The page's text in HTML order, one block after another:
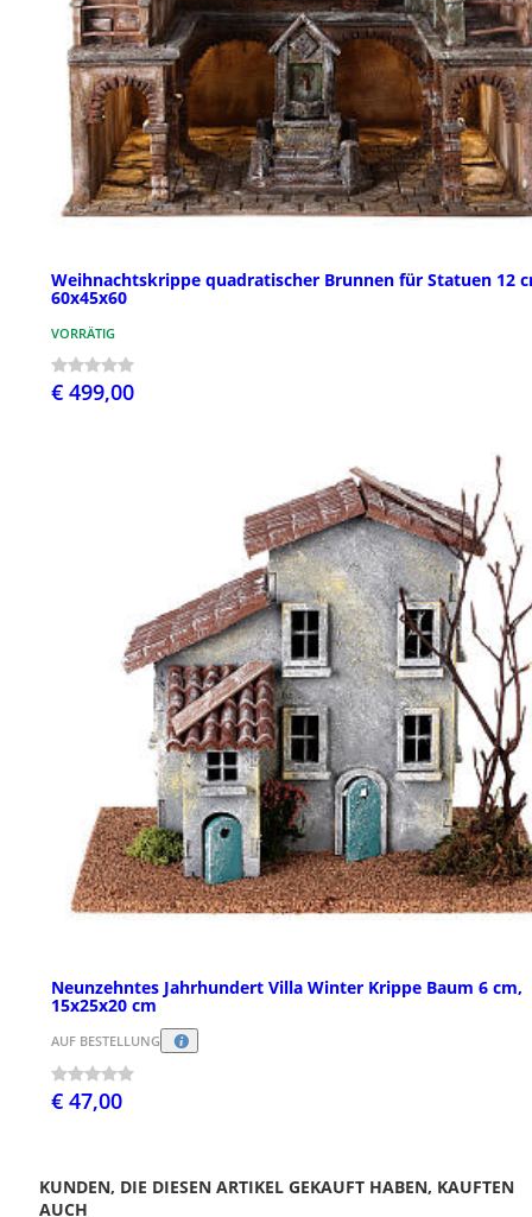
Weihnachtskrippe quadratischer Brunnen für Statuen 12
60x45x60
VORRÄTIG
€ 499,00
Neunzehntes Jahrhundert Villa Winter Krippe Baum 6 cm,
15x25x20 cm
AUF BESTELLUNG
€ 47,00
KUNDEN, DIE DIESEN ARTIKEL GEKAUFT HABEN, KAUFTEN
AUCH